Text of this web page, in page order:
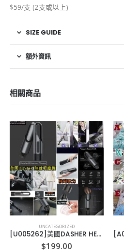
$59/支 (2支或以上)
SIZE GUIDE
額外資訊
相關商品
UNCATEGORIZED
[U005262]美國DASHER HEPA 過濾手持吸塵機
$199.00